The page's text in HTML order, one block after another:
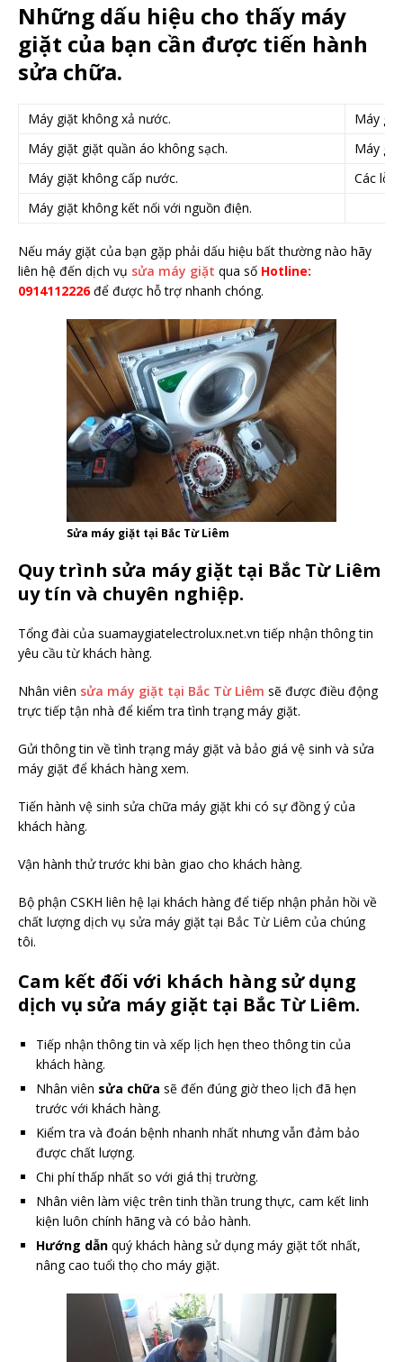
Những dấu hiệu cho thấy máy
giặt của bạn cần được tiến hành
sửa chữa.
Máy giặt không xả nước.
Máy
Máy giặt giặt quần áo không sạch.
Máy
Máy giặt không cấp nước.
Các lỗi
Máy giặt không kết nối với nguồn điện.
Nếu máy giặt của bạn gặp phải dấu hiệu bất thường nào hãy
liên hệ đến dịch vụ sửa máy giặt qua số Hotline:
0914112226 để được hỗ trợ nhanh chóng.
Sửa máy giặt tại Bắc Từ Liêm
Quy trình sửa máy giặt tại Bắc Từ Liêm
uy tín và chuyên nghiệp.
Tổng đài của suamaygiatelectrolux.net.vn tiếp nhận thông tin
yêu cầu từ khách hàng.
Nhân viên sửa máy giặt tại Bắc Từ Liêm sẽ được điều động
trực tiếp tận nhà để kiểm tra tình trạng máy giặt.
Gửi thông tin về tình trạng máy giặt và bảo giá vệ sinh và sửa
máy giặt để khách hàng xem.
Tiến hành vệ sinh sửa chữa máy giặt khi có sự đồng ý của
khách hàng.
Vận hành thử trước khi bàn giao cho khách hàng.
Bộ phận CSKH liên hệ lại khách hàng để tiếp nhận phản hồi về
chất lượng dịch vụ sửa máy giặt tại Bắc Từ Liêm của chúng
tôi.
Cam kết đối với khách hàng sử dụng
dịch vụ sửa máy giặt tại Bắc Từ Liêm.
Tiếp nhận thông tin và xếp lịch hẹn theo thông tin của
khách hàng.
Nhân viên sửa chữa sẽ đến đúng giờ theo lịch đã hẹn
trước với khách hàng.
Kiểm tra và đoán bệnh nhanh nhất nhưng vẫn đảm bảo
được chất lượng.
Chi phí thấp nhất so với giá thị trường.
Nhân viên làm việc trên tinh thần trung thực, cam kết linh
kiện luôn chính hãng và có bảo hành.
Hướng dẫn quý khách hàng sử dụng máy giặt tốt nhất,
nâng cao tuổi thọ cho máy giặt.